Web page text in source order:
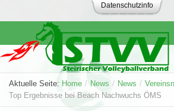
Datenschutzinfo
Aktuelle Seite: Home / News / News /
Top Ergebnisse bei Beach Nachwuchs ÖMS